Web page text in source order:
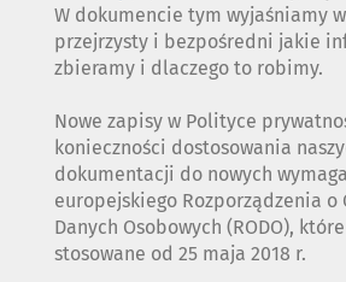
W dokumencie tym wyjaśniamy
przejrzysty i bezpośredni jakie
zbieramy i dlaczego to robimy.
Nowe zapisy w Polityce
konieczności dostosowania
dokumentacji do nowych
europejskiego Rozporządzenia o
Danych Osobowych (RODO),
stosowane od 25 maja 2018 r.